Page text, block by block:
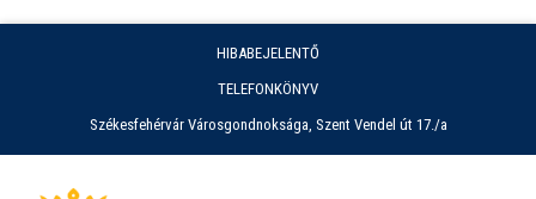
HIBABEJELENTŐ
TELEFONKÖNYV
Székesfehérvár Városgondnoksága, Szent Vendel út 17./a